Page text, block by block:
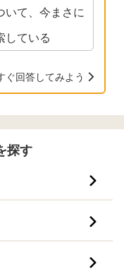
いて、今まさに
している
ぐ回答してみよう
探す